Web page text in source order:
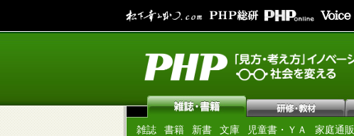
雑誌 書籍 新書 文庫 児童書・ＹＡ 家庭通販